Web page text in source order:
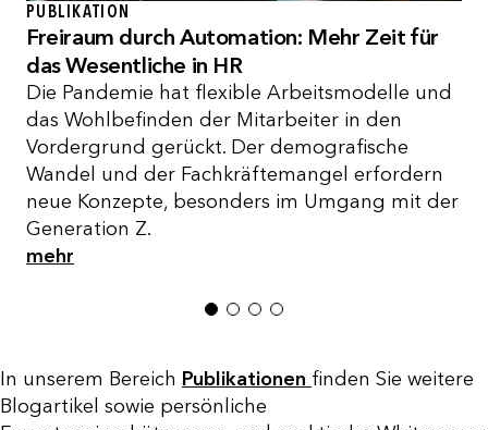
PUBLIKATION
Freiraum durch Automation: Mehr Zeit für
das Wesentliche in HR
Die Pandemie hat flexible Arbeitsmodelle und
das Wohlbefinden der Mitarbeiter in den
Vordergrund gerückt. Der demografische
Wandel und der Fachkräftemangel erfordern
neue Konzepte, besonders im Umgang mit der
Generation Z.
mehr
1 2 3 4
In unserem Bereich Publikationen finden Sie weitere
Blogartikel sowie persönliche